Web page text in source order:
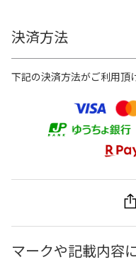
決済方法
下記の決済方法がご利用頂
マークや記載内容